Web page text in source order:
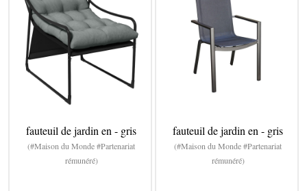
fauteuil de jardin en - gris
(#Maison du Monde #Partenariat
rémunéré)
fauteuil de jardin en - gris
(#Maison du Monde #Partenariat
rémunéré)